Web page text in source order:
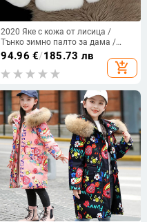
2020 Яке с кожа от лисица /
Тънко зимно палто за дама /
Палто от изкуствена кожа
94.96 €/185.73 лв
add_shopping_cart